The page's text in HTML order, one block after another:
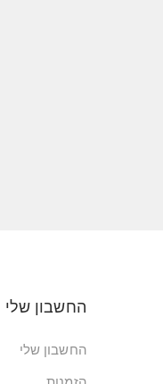
החשבון שלי
החשבון שלי